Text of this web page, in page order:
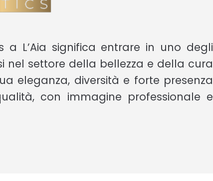
a L’Aia significa entrare in uno degli
nel settore della bellezza e della cura
eleganza, diversità e forte presenza
con immagine professionale e